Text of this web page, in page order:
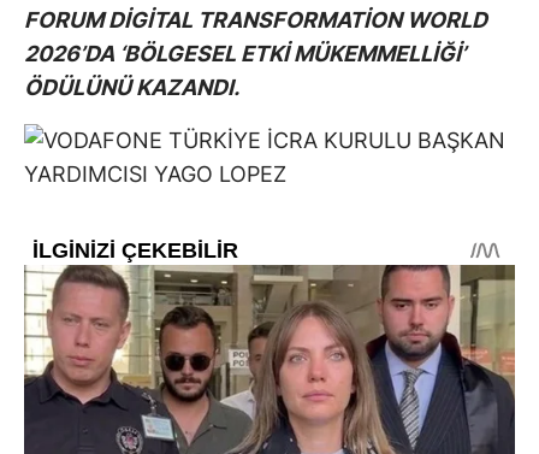
FORUM DİGİTAL TRANSFORMATİON WORLD
2026’DA ‘BÖLGESEL ETKİ MÜKEMMELLİĞİ’
ÖDÜLÜNÜ KAZANDI.